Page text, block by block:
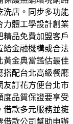
洗店。同步多功能
力體工學設計創業
精品免費加盟客戶
給金融機構或合法
黃金典當鑑估最佳
搭配台北高級餐廳
友訂花方便台北市
度品質保證要享受
借款多元服務並擁
借款公司幫助申辦